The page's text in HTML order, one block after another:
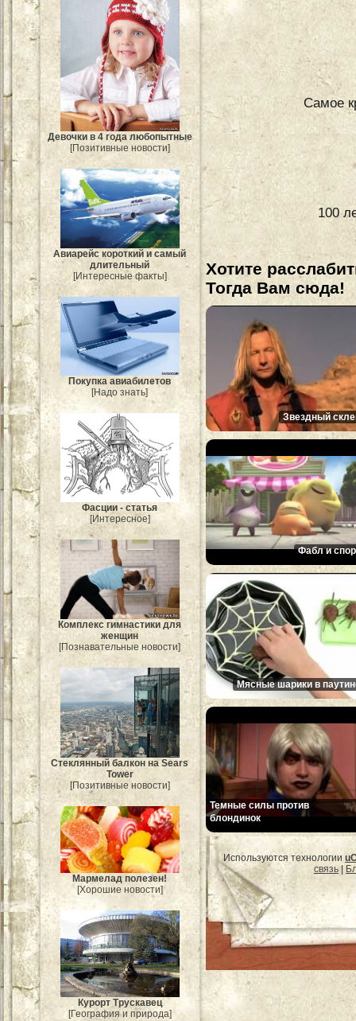
Девочки в 4 года любопытные
[Позитивные новости]
Авиарейс короткий и самый
длительный
[Интересные факты]
Покупка авиабилетов
[Надо знать]
Фасции - статья
[Интересное]
Комплекс гимнастики для
женщин
[Познавательные новости]
Стеклянный балкон на Sears
Tower
[Позитивные новости]
Мармелад полезен!
[Хорошие новости]
Курорт Трускавец
[География и природа]
Самое
100
Хотите
Тогда Вам сюда!
Звездный
Фабл и
Мясные шарики в
Темные силы против
блондинок
Используются технологии
связь